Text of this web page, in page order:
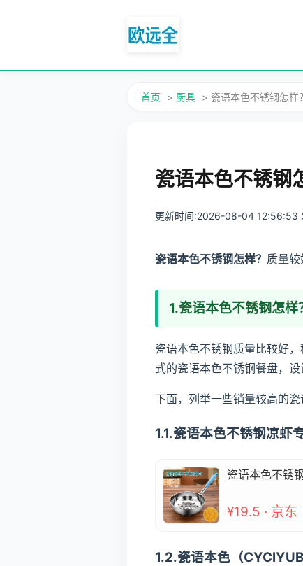
首页 > 厨具 > 瓷语本色不锈钢怎样
瓷语本色不锈钢
更新时间:2026-08-04 12:56:53
瓷语本色不锈钢怎样？ 质量
1.瓷语本色不锈钢怎样
瓷语本色不锈钢质量比较好
式的瓷语本色不锈钢餐盘，
下面，列举一些销量较高的瓷
1.1.瓷语本色不锈钢凉虾
瓷语本色不锈
¥19.5 · 京东
1.2.瓷语本色（